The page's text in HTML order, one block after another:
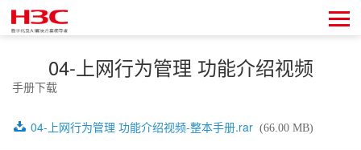
04-上网行为管理 功能介绍视频
手册下载
04-上网行为管理 功能介绍视频-整本手册.rar (66.00 MB)